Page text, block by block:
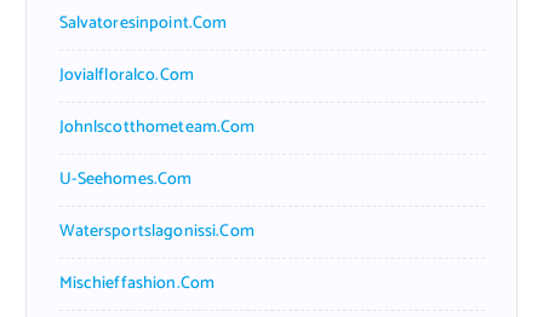
Salvatoresinpoint.com
Jovialfloralco.com
Johnlscotthometeam.com
U-Seehomes.com
Watersportslagonissi.com
Mischieffashion.com